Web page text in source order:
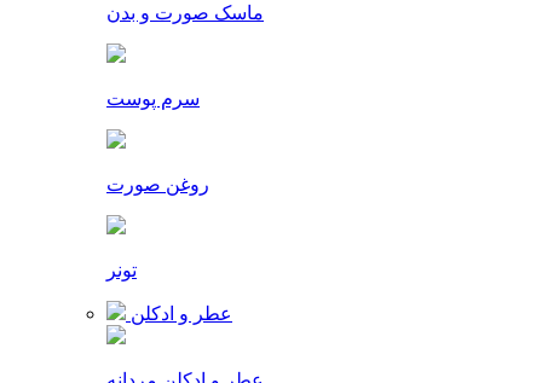
ماسک صورت و بدن
سرم پوست
روغن صورت
تونر
عطر و ادکلن